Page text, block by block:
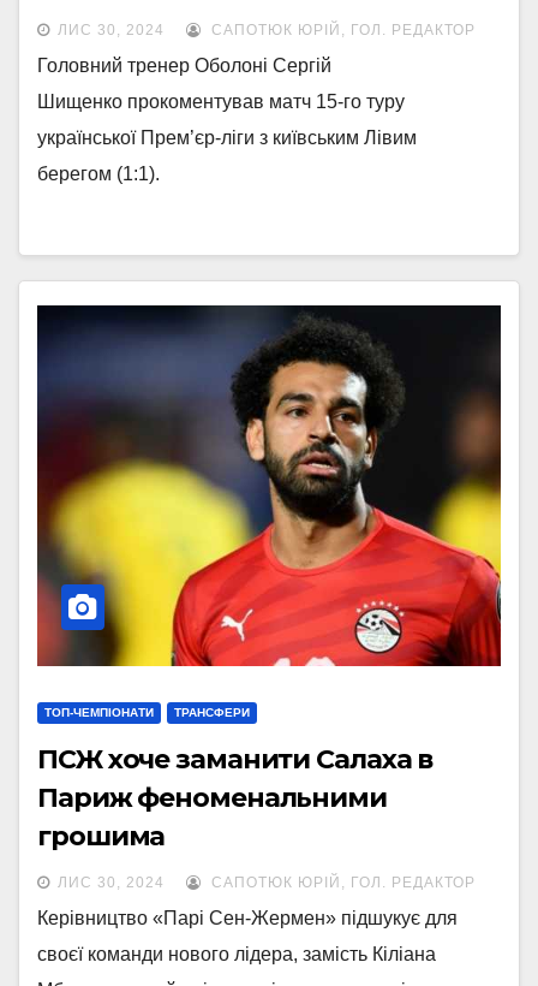
втрачати перемогу
ЛИС 30, 2024 САПОТЮК ЮРІЙ, ГОЛ. РЕДАКТОР
Головний тренер Оболоні Сергій
Шищенко прокоментував матч 15-го туру
української Прем’єр-ліги з київським Лівим
берегом (1:1).
ТОП-ЧЕМПІОНАТИ ТРАНСФЕРИ
ПСЖ хоче заманити Салаха в
Париж феноменальними
грошима
ЛИС 30, 2024 САПОТЮК ЮРІЙ, ГОЛ. РЕДАКТОР
Керівництво «Парі Сен-Жермен» підшукує для
своєї команди нового лідера, замість Кіліана